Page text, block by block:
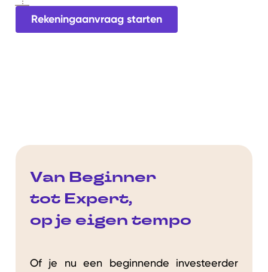
Rekeningaanvraag starten
Van Beginner
tot Expert,
op je eigen tempo
Of je nu een beginnende investeerder